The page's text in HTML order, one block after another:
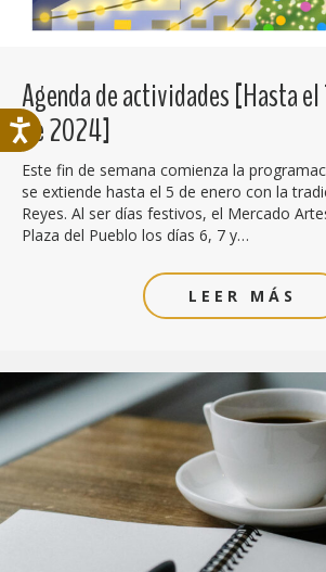
Agenda de actividades [Hasta el
de 2024]
Este fin de semana comienza la
se extiende hasta el 5 de enero con la
Reyes. Al ser días festivos, el Mercado
Plaza del Pueblo los días 6, 7 y…
LEER MÁS